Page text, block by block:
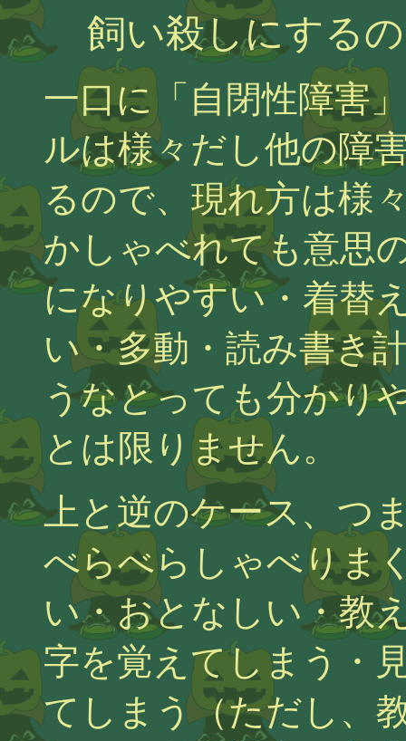
飼い殺しにする
一口に「自閉性障害
ルは様々だし他の障
るので、現れ方は様
かしゃべれても意思
になりやすい・着替
い・多動・読み書き
うなとっても分かり
とは限りません。
上と逆のケース、つ
べらべらしゃべりま
い・おとなしい・教
字を覚えてしまう・
てしまう（ただし、